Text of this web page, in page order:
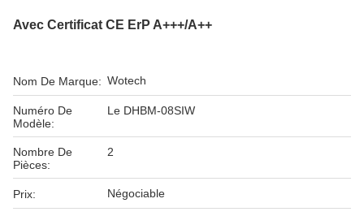
Avec Certificat CE ErP A+++/A++
Nom De Marque: Wotech
Numéro De
Modèle:
Le DHBM-08SIW
Nombre De
Pièces:
2
Prix: Négociable